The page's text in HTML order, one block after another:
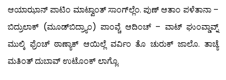
ಆಯಾಝಾನ್ ಪಾಟಿಂ ಮಾಟ್ವಾಂತ್ ಸಾಂಗ್‍ಲ್ಲೆಂ. ಪುಣ್ ಆತಾಂ ಪಳೆತಾನಾ –
ಬಿದ್ರುಲಾಕ್ (ಮೂಡ್‍ಬಿದ್ರ್ಯಾಂ) ಪಾಂವ್ಚೆ ಆದಿಂಚ್ – ವಾಟ್ ಘುಂವ್ಡಾವ್ನ್
ಮುಲ್ಕಿ ಫ್ರೆಂಚ್ ಠಾಣ್ಯಾಕ್ ಆಯಿಲ್ಲೆ ವರ್ವಿಂ ತೊ ಚುರುಕ್ ಜಾಲೊ. ತಾಚ್ಯೆ
ಮತಿಂತ್ ದುಬಾವ್ ಉಟೊಂಕ್ ಲಾಗ್ಲೊ.